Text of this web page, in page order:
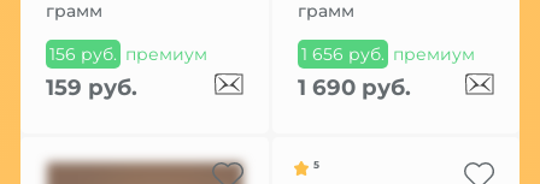
грамм
156 руб. премиум
159 руб.
грамм
1 656 руб. премиум
1 690 руб.
5